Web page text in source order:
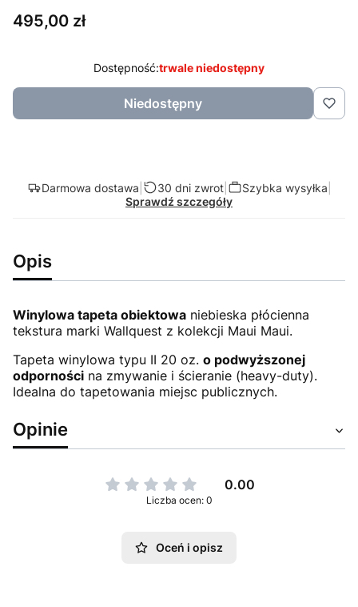
Cena
495,00 zł
Dostępność:trwale niedostępny
Niedostępny
Darmowa dostawa 30 dni zwrot| Szybka wysyłka
Sprawdź szczegóły
Opis
Winylowa tapeta obiektowa niebieska płócienna
tekstura marki Wallquest z kolekcji Maui Maui.
Tapeta winylowa typu II 20 oz. o podwyższonej
odporności na zmywanie i ścieranie (heavy-duty).
Idealna do tapetowania miejsc publicznych.
Opinie
0.00
Liczba ocen: 0
Oceń i opisz